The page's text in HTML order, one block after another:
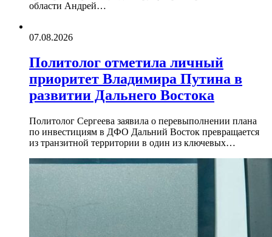
области Андрей…
07.08.2026
Политолог отметила личный
приоритет Владимира Путина в
развитии Дальнего Востока
Политолог Сергеева заявила о перевыполнении плана
по инвестициям в ДФО Дальний Восток превращается
из транзитной территории в один из ключевых…